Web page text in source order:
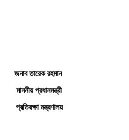
জনাব তারেক রহমান
মাননীয় প্রধানমন্ত্রী
প্রতিরক্ষা মন্ত্রণালয়